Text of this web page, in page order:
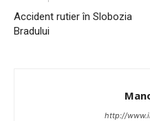
Accident rutier în Slobozia
Bradului
http://